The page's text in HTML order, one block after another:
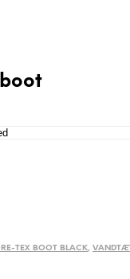
TEX BOOT BLACK,